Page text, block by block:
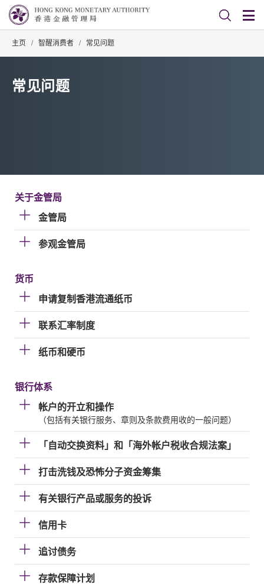
主页 / 智醒消费者 / 常见问题
常见问题
关于金管局
金管局
参观金管局
货币
申请复制香港流通纸币
联系汇率制度
纸币和硬币
银行体系
帐户的开立和操作
（包括有关银行服务、章则及条款费用收的一般问题）
「自动交换资料」和「海外帐户税收合规法案」
打击洗钱及恐怖分子资金筹集
有关银行产品或服务的投诉
信用卡
追讨债务
存款保障计划